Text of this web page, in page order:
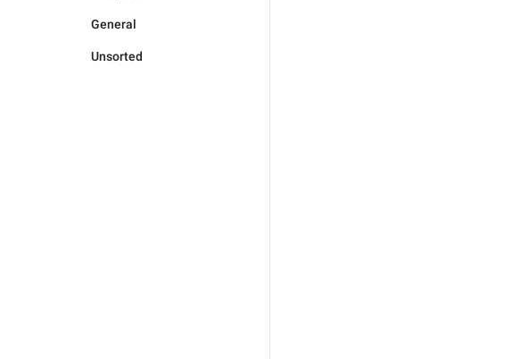
General
Unsorted